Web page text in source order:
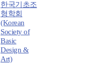
한국기초조
형학회
(Korean
Society of
Basic
Design &
Art)